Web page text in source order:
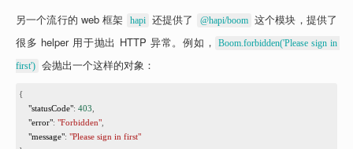
另一个流行的 web 框架
hapi 还提供了 @hapi/boom 这个模块，提供了
很多 helper 用于抛出 HTTP 异常。例如，
Boom.forbidden('Please sign in
first') 会抛出一个这样的对象：
{
"statusCode": 403
"error": "Forbidden"
"message": "Please sign in first"